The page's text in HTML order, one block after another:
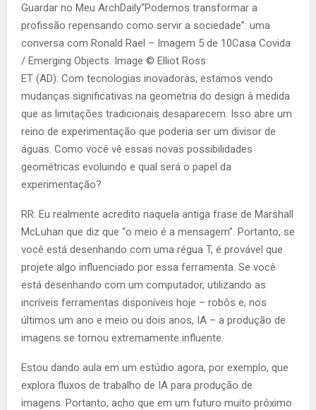
Guardar no Meu ArchDaily“Podemos transformar a
profissão repensando como servir a sociedade”: uma
conversa com Ronald Rael – Imagem 5 de 10Casa Covida
/ Emerging Objects. Image © Elliot Ross
ET (AD): Com tecnologias inovadoras, estamos vendo
mudanças significativas na geometria do design à medida
que as limitações tradicionais desaparecem. Isso abre um
reino de experimentação que poderia ser um divisor de
águas. Como você vê essas novas possibilidades
geométricas evoluindo e qual será o papel da
experimentação?
RR: Eu realmente acredito naquela antiga frase de Marshall
McLuhan que diz que “o meio é a mensagem”. Portanto, se
você está desenhando com uma régua T, é provável que
projete algo influenciado por essa ferramenta. Se você
está desenhando com um computador, utilizando as
incríveis ferramentas disponíveis hoje – robôs e, nos
últimos um ano e meio ou dois anos, IA – a produção de
imagens se tornou extremamente influente.
Estou dando aula em um estúdio agora, por exemplo, que
explora fluxos de trabalho de IA para produção de
imagens. Portanto, acho que em um futuro muito próximo